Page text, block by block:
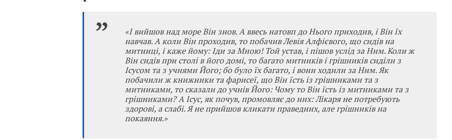
«І вийшов над море Він знов. А ввесь натовп до Нього приходив, і Він їх
навчав. А коли Він проходив, то побачив Левія Алфієвого, що сидів на
митниці, і каже йому: Іди за Мною! Той устав, і пішов услід за Ним. Коли ж
Він сидів при столі в його домі, то багато митників і грішників сиділи з
Ісусом та з учнями Його; бо було їх багато, і вони ходили за Ним. Як
побачили ж книжники та фарисеї, що Він їсть із грішниками та з
митниками, то сказали до учнів Його: Чому то Він їсть із митниками та з
грішниками? А Ісус, як почув, промовляє до них: Лікаря не потребують
здорові, а слабі. Я не прийшов кликати праведних, але грішників на
покаяння.»